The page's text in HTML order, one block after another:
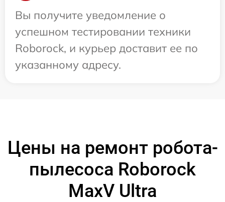
Вы получите уведомление о
успешном тестировании техники
Roborock, и курьер доставит ее по
указанному адресу.
Цены на ремонт робота-
пылесоса Roborock
MaxV Ultra